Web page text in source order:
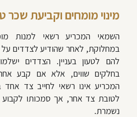
מינוי מומחים וקביעת שכר
השמאי המכריע רשאי למנות
במחלוקת, לאחר שהודיע לצדדים
להם לטעון בעניין. הצדדים
בחלקים שווים, אלא אם קבע
המכריע אינו רשאי לחייב צד אחד
לטובת צד אחר, אך סמכותו
נשמרת.